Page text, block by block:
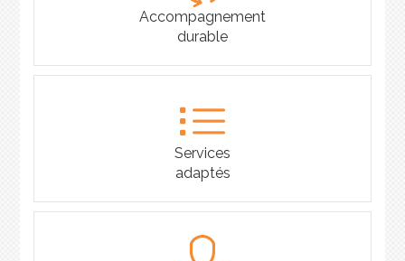
Accompagnement
durable
Services
adaptés